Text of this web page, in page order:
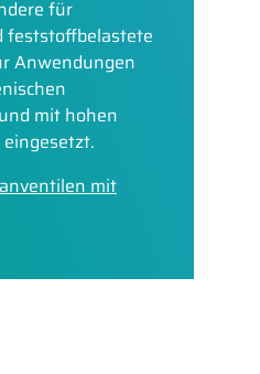
für
feststoffbelastete
Anwendungen
mit hohen
mit